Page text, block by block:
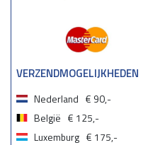
VERZENDMOGELIJKHEDEN
Nederland € 90,-
België € 125,-
Luxemburg € 175,-